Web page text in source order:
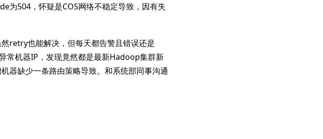
为504，怀疑是COS网络不稳定导致，因有失
retry也能解决，但每天都告警且错误还是
常机器IP，发现竟然都是最新Hadoop集群新
器缺少一条路由策略导致。和系统部同事沟通